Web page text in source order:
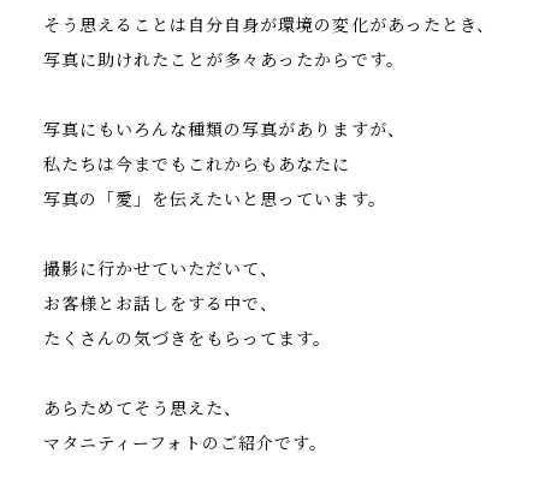
そう思えることは自分自身が環境の変化があったとき、
写真に助けれたことが多々あったからです。
写真にもいろんな種類の写真がありますが、
私たちは今までもこれからもあなたに
写真の「愛」を伝えたいと思っています。
撮影に行かせていただいて、
お客様とお話しをする中で、
たくさんの気づきをもらってます。
あらためてそう思えた、
マタニティーフォトのご紹介です。